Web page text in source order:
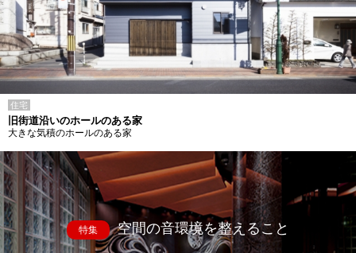
住宅
旧街道沿いのホールのある家
大きな気積のホールのある家
特集 空間の音環境を整えること